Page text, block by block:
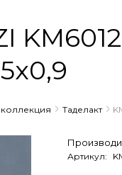
Таделакт
Артикул: